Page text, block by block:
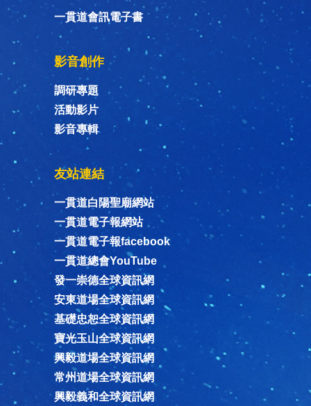
一貫道會訊電子書
影音創作
調研專題
活動影片
影音專輯
友站連結
一貫道白陽聖廟網站
一貫道電子報網站
一貫道電子報facebook
一貫道總會YouTube
發一崇德全球資訊網
安東道場全球資訊網
基礎忠恕全球資訊網
寶光玉山全球資訊網
興毅道場全球資訊網
常州道場全球資訊網
興毅義和全球資訊網